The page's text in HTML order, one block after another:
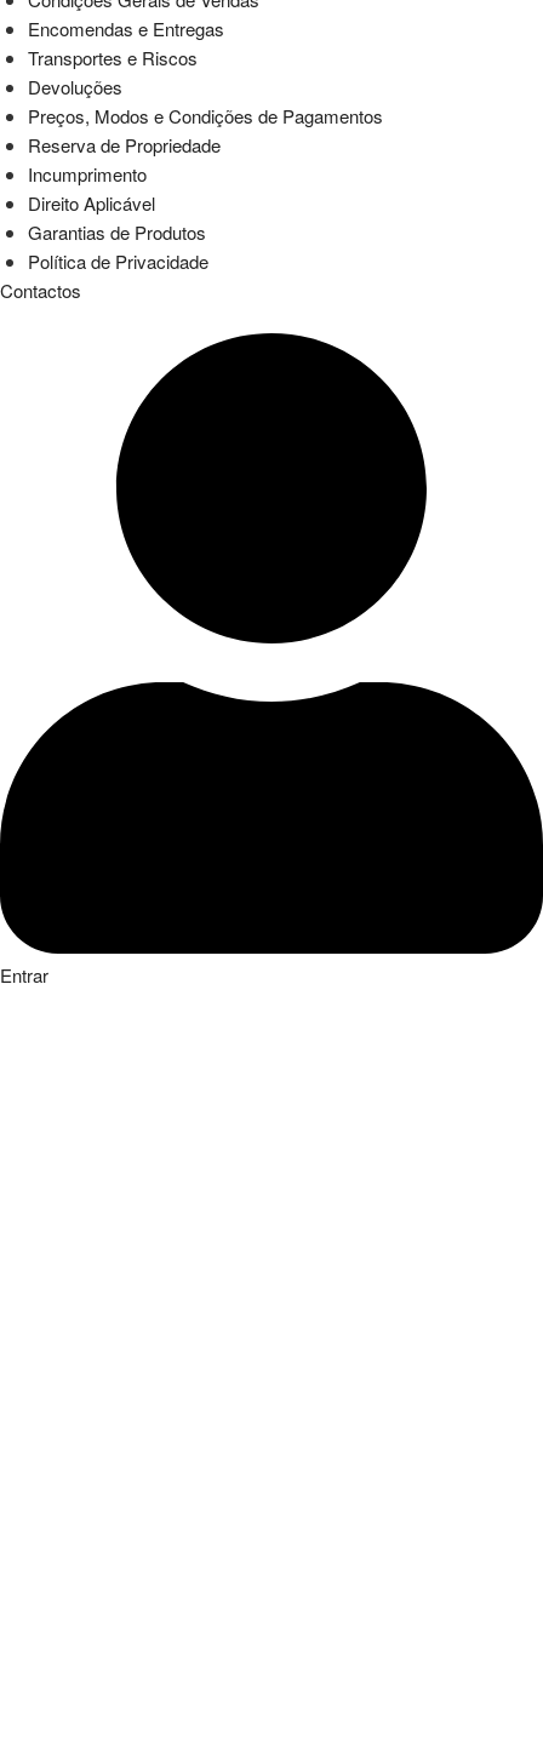
Encomendas e Entregas
Transportes e Riscos
Devoluções
Preços, Modos e Condições de Pagamentos
Reserva de Propriedade
Incumprimento
Direito Aplicável
Garantias de Produtos
Política de Privacidade
Contactos
Entrar